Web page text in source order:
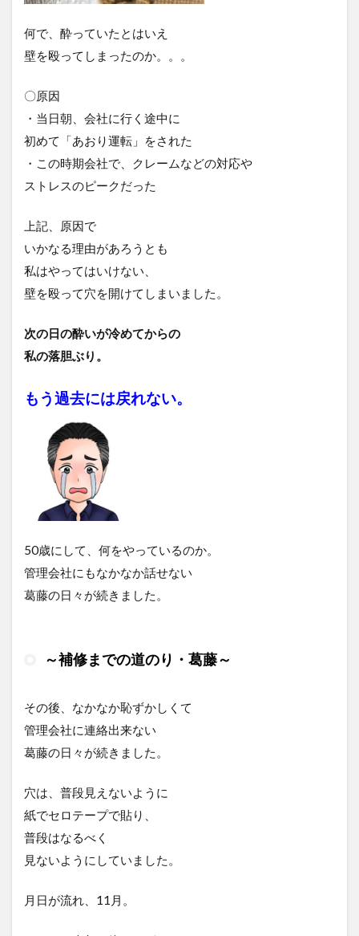
何で、酔っていたとはいえ
壁を殴ってしまったのか。。。
〇原因
・当日朝、会社に行く途中に
初めて「あおり運転」をされた
・この時期会社で、クレームなどの対応や
ストレスのピークだった
上記、原因で
いかなる理由があろうとも
私はやってはいけない、
壁を殴って穴を開けてしまいました。
次の日の酔いが冷めてからの
私の落胆ぶり。
もう過去には戻れない。
50歳にして、何をやっているのか。
管理会社にもなかなか話せない
葛藤の日々が続きました。
～補修までの道のり・葛藤～
その後、なかなか恥ずかしくて
管理会社に連絡出来ない
葛藤の日々が続きました。
穴は、普段見えないように
紙でセロテープで貼り、
普段はなるべく
見ないようにしていました。
月日が流れ、11月。